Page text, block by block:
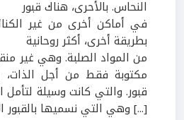
النحاس. بالأحرى، هناك قبور
في أماكن أخرى من غير
بطريقة أخرى، أكثر روحانية
من المواد الصلبة. وهي غير
مكتوبة فقط من أجل
قبور. والتي كانت وسيلة لتأمل
[...] وهي التي نسميها بالقبور